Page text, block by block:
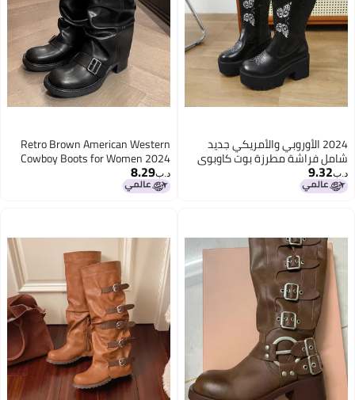
2024 الأوروبي والأمريكي جديد
شامل فراشة مطرزة بوت كاوبوي
غربي بكعب سميك وقاعدة سميكة
مع كم أنيق لنساء
د.ب‏9.32
Retro Brown American Western
Cowboy Boots for Women 2024
New Autum Small Slim Thick Heel
Pile Short Boots
د.ب‏8.29